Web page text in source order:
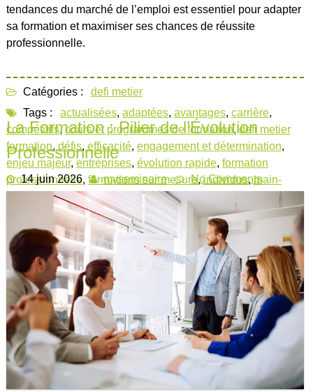
tendances du marché de l’emploi est essentiel pour adapter
sa formation et maximiser ses chances de réussite
professionnelle.
Catégories :
defi metier
Tags :
actualisées, adaptées, avantages, carrière,
compétitifs,cours et programmes de formation, defi metier
formation, défis, efficacité, engagement et détermination,
enjeu majeur, entreprises, évolution rapide, formation
professionnelle, formations sur mesure,individus,main-
d'œuvre qualifiée ,marché de l'emploi
œuvre efficace,monde du travail nouvelles compétences,
opportunités, pertinentes formations proposées,
plans de
développement des compétences
plateformes en ligne,
productivité,solutions ,technologies,travailleurs
La Formation : Pilier de l’Évolution
Professionnelle
14 juin 2026 myseminaire No Comments